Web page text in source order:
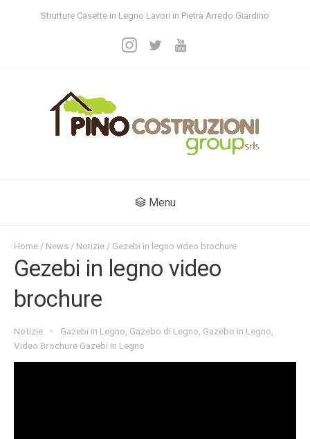
Strutture Casette in Legno Lavori in Pietra Arredo Giardino
Menu
Home / News / Notizie / Gezebi in legno video brochure
Gezebi in legno video
brochure
Notizie Gazebi in Legno Gazebo di Legno Gazebo in Legno
Video Brochure Gazebi in Legno